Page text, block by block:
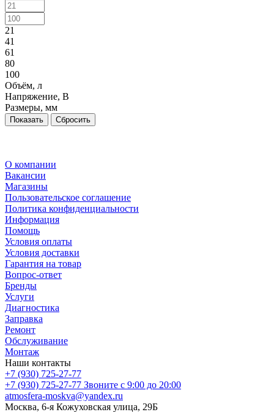
21
41
61
80
100
Объём, л
Напряжение, В
Размеры, мм
Сбросить
О компании
Вакансии
Магазины
Пользовательское соглашение
Политика конфиденциальности
Информация
Помощь
Условия оплаты
Условия доставки
Гарантия на товар
Вопрос-ответ
Бренды
Услуги
Диагностика
Заправка
Ремонт
Обслуживание
Монтаж
Наши контакты
+7 (930) 725-27-77
+7 (930) 725-27-77 Звоните с 9:00 до 20:00
atmosfera-moskva@yandex.ru
Москва, 6-я Кожуховская улица, 29Б